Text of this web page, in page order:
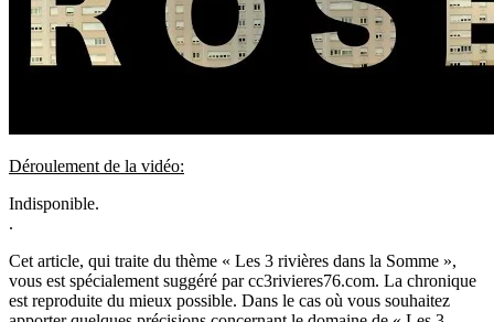
Déroulement de la vidéo:
Indisponible.
.
Cet article, qui traite du thème « Les 3 rivières dans la Somme »,
vous est spécialement suggéré par cc3rivieres76.com. La chronique
est reproduite du mieux possible. Dans le cas où vous souhaitez